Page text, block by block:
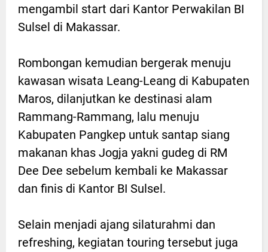
mengambil start dari Kantor Perwakilan BI
Sulsel di Makassar.
Rombongan kemudian bergerak menuju
kawasan wisata Leang-Leang di Kabupaten
Maros, dilanjutkan ke destinasi alam
Rammang-Rammang, lalu menuju
Kabupaten Pangkep untuk santap siang
makanan khas Jogja yakni gudeg di RM
Dee Dee sebelum kembali ke Makassar
dan finis di Kantor BI Sulsel.
Selain menjadi ajang silaturahmi dan
refreshing, kegiatan touring tersebut juga